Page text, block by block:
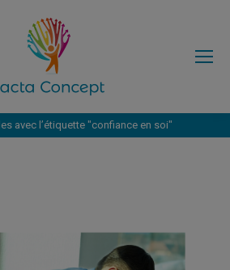
avec l’étiquette "confiance en soi"